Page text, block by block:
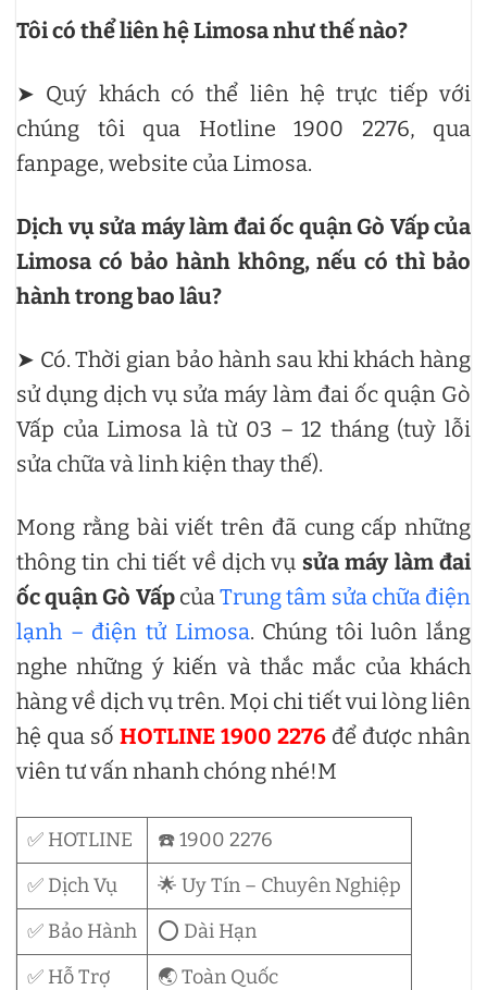
Tôi có thể liên hệ Limosa như thế nào?
➤ Quý khách có thể liên hệ trực tiếp với
chúng tôi qua Hotline 1900 2276, qua
fanpage, website của Limosa.
Dịch vụ sửa máy làm đai ốc quận Gò Vấp của
Limosa có bảo hành không, nếu có thì bảo
hành trong bao lâu?
➤ Có. Thời gian bảo hành sau khi khách hàng
sử dụng dịch vụ sửa máy làm đai ốc quận Gò
Vấp của Limosa là từ 03 – 12 tháng (tuỳ lỗi
sửa chữa và linh kiện thay thế).
Mong rằng bài viết trên đã cung cấp những
thông tin chi tiết về dịch vụ sửa máy làm đai
ốc quận Gò VấpcủaTrung tâm sửa chữa điện
lạnh – điện tử Limosa. Chúng tôi luôn lắng
nghe những ý kiến và thắc mắc của khách
hàng về dịch vụ trên. Mọi chi tiết vui lòng liên
hệ qua số HOTLINE 1900 2276 để được nhân
viên tư vấn nhanh chóng nhé!M
✅ HOTLINE
☎️ 1900 2276
✅ Dịch Vụ
🌟 Uy Tín – Chuyên Nghiệp
✅ Bảo Hành
⭕ Dài Hạn
✅ Hỗ Trợ
🌏 Toàn Quốc